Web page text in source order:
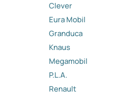
Clever
Eura Mobil
Granduca
Knaus
Megamobil
P.L.A.
Renault